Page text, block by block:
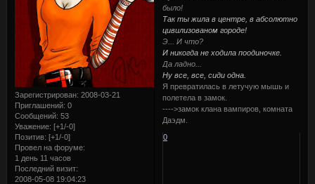
Зарегистрирован: 2008-03-21
Приглашений: 0
Сообщений: 53
Уважение: [+1/-0]
Позитив: [+1/-0]
Провел на форуме:
1 день 11 часов
Последний визит:
2008-05-08 19:04:23
было!
Так ты жила в центре, в абсолютно
цивилизованом городе!
Э... И что?
И никогда не ходила поодиночке.
Да ладно...
Ну все, все, сиди одна.
Я превратилась в летучую мышь и
полетела в замок.
---->замок клана вампиров, комната
Даэдм.
0